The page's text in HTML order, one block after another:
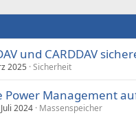
und CARDDAV
2025 Sicherheit
Power Management
2024 Massenspeicher